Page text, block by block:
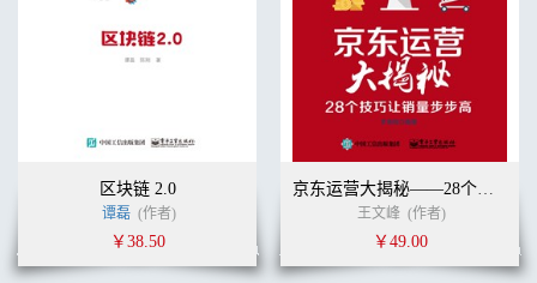
区块链 2.0
谭磊 (作者)
￥38.50
京东运营大揭秘——28个技巧让销量步步高
王文峰 (作者)
￥49.00